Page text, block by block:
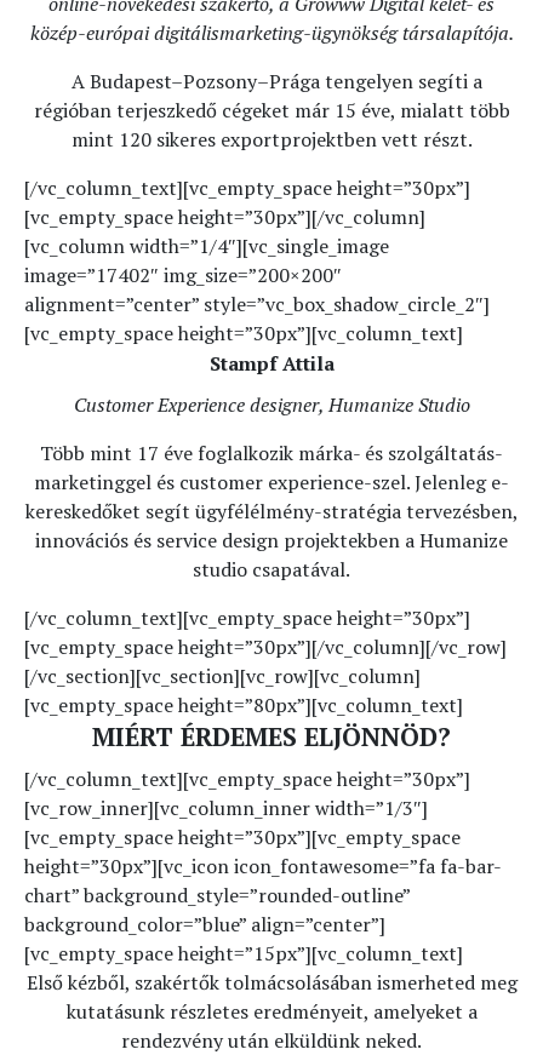
közép-európai digitálismarketing-ügynökség társalapítója.
A Budapest–Pozsony–Prága tengelyen segíti a
régióban terjeszkedő cégeket már 15 éve, mialatt több
mint 120 sikeres exportprojektben vett részt.
[/vc_column_text][vc_empty_space height=”30px”]
[vc_empty_space height=”30px”][/vc_column]
[vc_column width=”1/4″][vc_single_image
image=”17402″ img_size=”200×200″
alignment=”center” style=”vc_box_shadow_circle_2″]
[vc_empty_space height=”30px”][vc_column_text]
Stampf Attila
Customer Experience designer, Humanize Studio
Több mint 17 éve foglalkozik márka- és szolgáltatás-
marketinggel és customer experience-szel. Jelenleg e-
kereskedőket segít ügyfélélmény-stratégia tervezésben,
innovációs és service design projektekben a Humanize
studio csapatával.
[/vc_column_text][vc_empty_space height=”30px”]
[vc_empty_space height=”30px”][/vc_column][/vc_row]
[/vc_section][vc_section][vc_row][vc_column]
[vc_empty_space height=”80px”][vc_column_text]
MIÉRT ÉRDEMES ELJÖNNÖD?
[/vc_column_text][vc_empty_space height=”30px”]
[vc_row_inner][vc_column_inner width=”1/3″]
[vc_empty_space height=”30px”][vc_empty_space
height=”30px”][vc_icon icon_fontawesome=”fa fa-bar-
chart” background_style=”rounded-outline”
background_color=”blue” align=”center”]
[vc_empty_space height=”15px”][vc_column_text]
Első kézből, szakértők tolmácsolásában ismerheted meg
kutatásunk részletes eredményeit, amelyeket a
rendezvény után elküldünk neked.